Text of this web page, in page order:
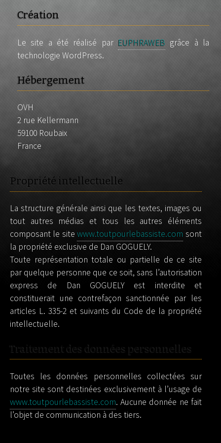
Création
Le site a été réalisé par EUPHRAWEB grâce à la
technologie WordPress.
Hébergement
OVH
2 rue Kellermann
59100 Roubaix
France
Propriété intellectuelle
La structure générale ainsi que les textes, images ou
tout autres médias et tous les autres éléments
composant le sitewww.toutpourlebassiste.com sont
la propriété exclusive de Dan GOGUELY.
Toute représentation totale ou partielle de ce site
par quelque personne que ce soit, sans l’autorisation
express de Dan GOGUELY est interdite et
constituerait une contrefaçon sanctionnée par les
articles L. 335-2 et suivants du Code de la propriété
intellectuelle.
Traitement des données personnelles
Toutes les données personnelles collectées sur
notre site sont destinées exclusivement à l’usage de
www.toutpourlebassiste.com. Aucune donnée ne fait
l’objet de communication à des tiers.